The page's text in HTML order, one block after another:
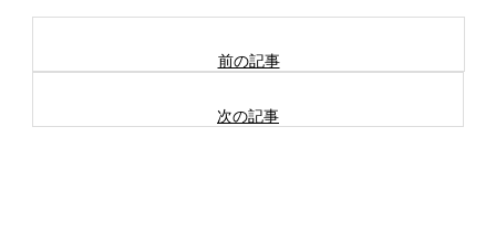
前の記事
次の記事